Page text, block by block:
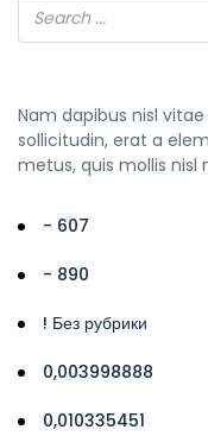
Nam dapibus nisl
sollicitudin, erat a
metus, quis mollis nisl
- 607
- 890
! Без рубрики
0,003998888
0,010335451